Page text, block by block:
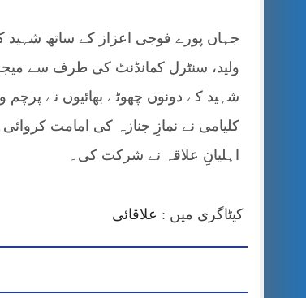
جہاں پورے فوجی اعزاز کے ساتھ
ولید، سنٹرل کمانڈنٹ کی طرف سے
شہید کے دونوں چھوٹے بھائیوں نے
کلیامی نے نمازِ جنازہ کی امامت
اہلیانِ علاقہ نے شرکت کی۔
کیٹاگری میں : علاقائی